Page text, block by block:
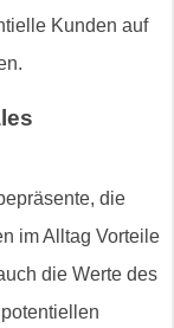
Kunden auf
die
im Alltag Vorteile
die Werte des